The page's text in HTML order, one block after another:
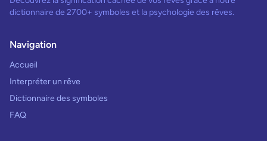
dictionnaire de 2700+ symboles et la psychologie des rêves.
Navigation
Accueil
Interpréter un rêve
Dictionnaire des symboles
FAQ